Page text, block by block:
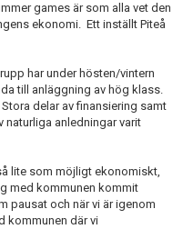
games är som alla vet den
ekonomi. Ett inställt Piteå
har under hösten/vintern
till anläggning av hög klass.
delar av finansiering samt
naturliga anledningar varit
lite som möjligt ekonomiskt,
med kommunen kommit
pausat och när vi är igenom
kommunen där vi